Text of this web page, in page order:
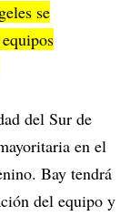
se
del Sur de
en el
Bay tendrá
del equipo y